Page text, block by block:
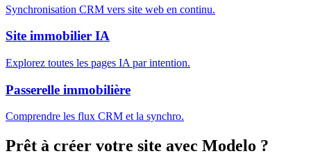
Synchronisation CRM vers site web en continu.
Site immobilier IA
Explorez toutes les pages IA par intention.
Passerelle immobilière
Comprendre les flux CRM et la synchro.
Prêt à créer votre site avec Modelo ?